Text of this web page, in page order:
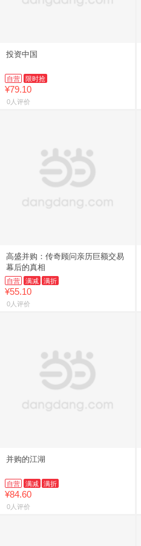
投资中国
自营 限时抢
¥79.10
0人评价
高盛并购：传奇顾问亲历巨额交易
幕后的真相
自营 满减 满折
¥55.10
0人评价
并购的江湖
自营 满减 满折
¥84.60
0人评价